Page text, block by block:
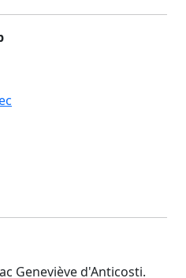
Geneviève d'Anticosti.